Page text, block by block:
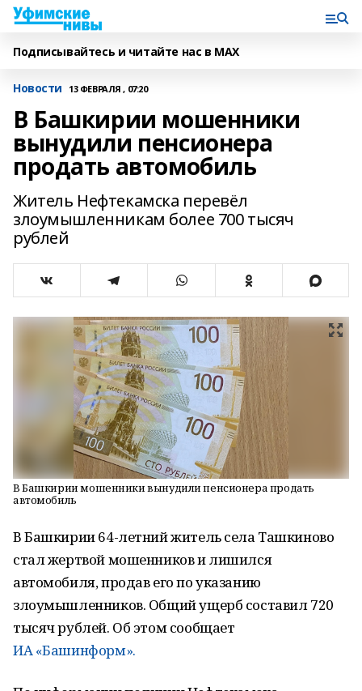
Подписывайтесь и читайте нас в MAX
Новости 13 ФЕВРАЛЯ , 07:20
В Башкирии мошенники
вынудили пенсионера
продать автомобиль
Житель Нефтекамска перевёл
злоумышленникам более 700 тысяч
рублей
В Башкирии мошенники вынудили пенсионера продать
автомобиль
В Башкирии 64-летний житель села Ташкиново
стал жертвой мошенников и лишился
автомобиля, продав его по указанию
злоумышленников. Общий ущерб составил 720
тысяч рублей. Об этом сообщает
ИА «Башинформ».